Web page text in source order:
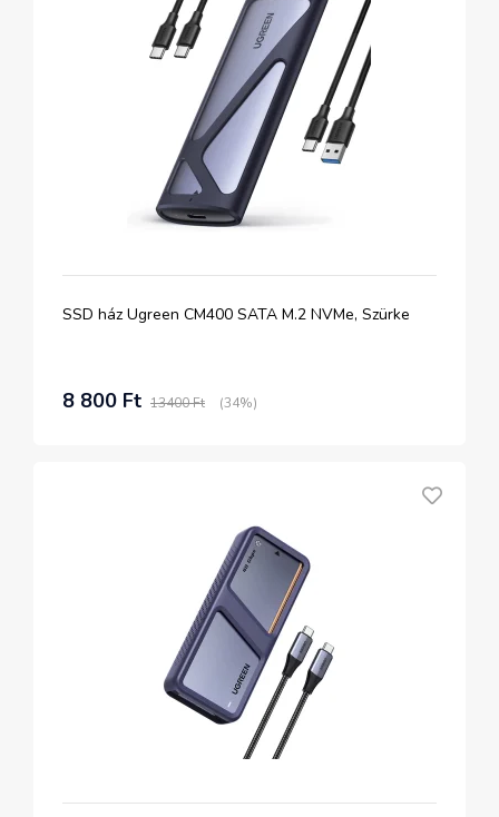
SSD ház Ugreen CM400 SATA M.2 NVMe, Szürke
8 800 Ft 13400 Ft (34%)